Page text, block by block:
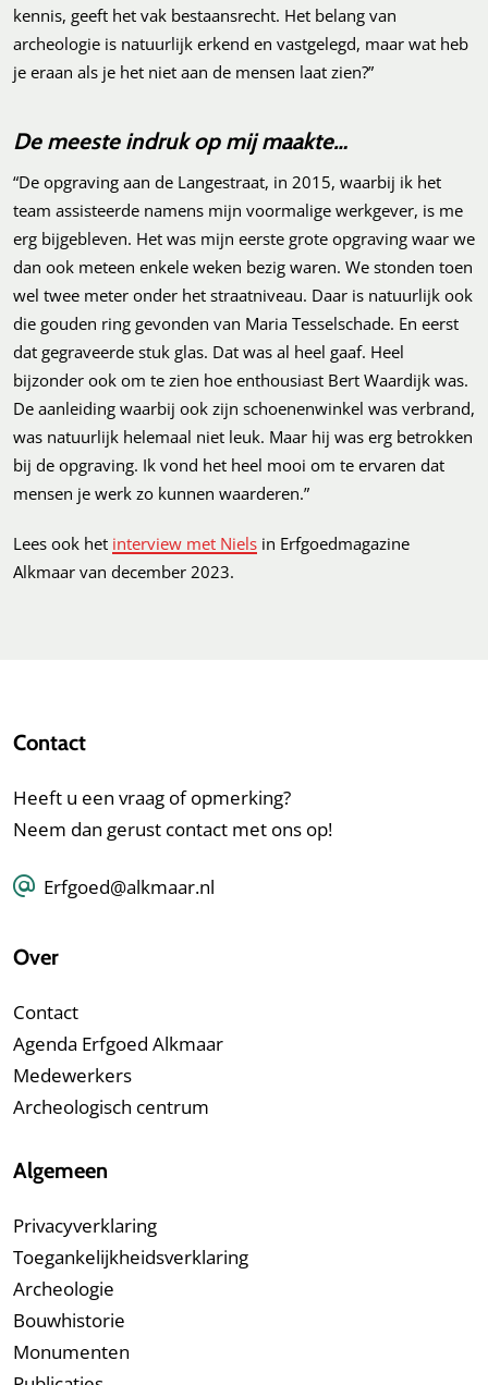
kennis, geeft het vak bestaansrecht. Het belang van
archeologie is natuurlijk erkend en vastgelegd, maar wat heb
je eraan als je het niet aan de mensen laat zien?”
De meeste indruk op mij maakte…
“De opgraving aan de Langestraat, in 2015, waarbij ik het
team assisteerde namens mijn voormalige werkgever, is me
erg bijgebleven. Het was mijn eerste grote opgraving waar we
dan ook meteen enkele weken bezig waren. We stonden toen
wel twee meter onder het straatniveau. Daar is natuurlijk ook
die gouden ring gevonden van Maria Tesselschade. En eerst
dat gegraveerde stuk glas. Dat was al heel gaaf. Heel
bijzonder ook om te zien hoe enthousiast Bert Waardijk was.
De aanleiding waarbij ook zijn schoenenwinkel was verbrand,
was natuurlijk helemaal niet leuk. Maar hij was erg betrokken
bij de opgraving. Ik vond het heel mooi om te ervaren dat
mensen je werk zo kunnen waarderen.”
Lees ook het interview met Niels in Erfgoedmagazine
Alkmaar van december 2023.
Contact
Heeft u een vraag of opmerking?
Neem dan gerust contact met ons op!
Erfgoed@alkmaar.nl
Over
Contact
Agenda Erfgoed Alkmaar
Medewerkers
Archeologisch centrum
Algemeen
Privacyverklaring
Toegankelijkheidsverklaring
Archeologie
Bouwhistorie
Monumenten